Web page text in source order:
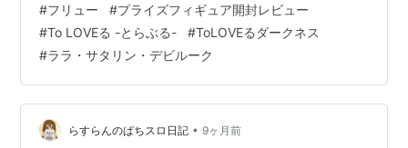
きます。 もくじ （レビュー）フリュープライズ Trio-
Try-iT Figure-ララ・サタリン・デビルーク- 中身の確
認！ 全体を確認！ 中身の確認！ （レビュー）フリュー
プライズ Trio-Try-iT Figure-ラ…
#フリュー #プライズフィギュア開封レビュー
#To LOVEる -とらぶる- #ToLOVEるダークネス
#ララ・サタリン・デビルーク
らすらんのぱちスロ日記 • 9ヶ月前